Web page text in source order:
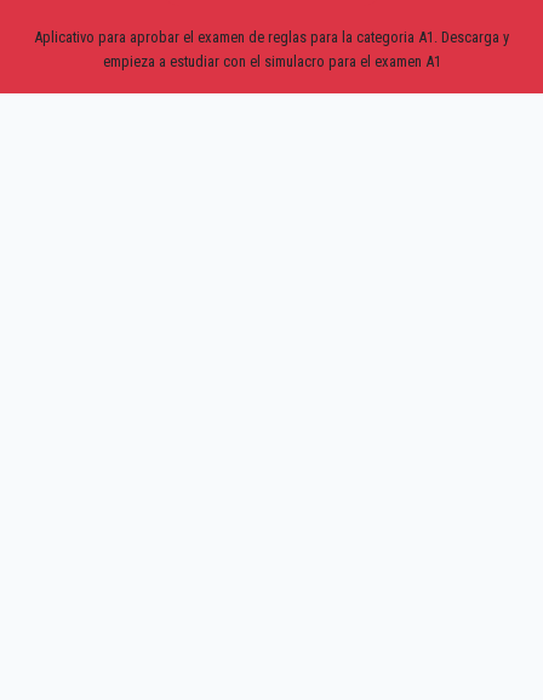
Aplicativo para aprobar el examen de reglas para la categoria A1. Descarga y
empieza a estudiar con el simulacro para el examen A1